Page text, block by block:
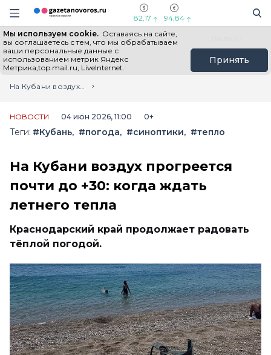
Информационный портал "ГазетаНоворос.ру"
Навигация сайта
82,17 94,84
Мы используем cookie. Оставаясь на сайте,
вы соглашаетесь с тем, что мы обрабатываем
ваши персональные данные с
использованием метрик Яндекс
Метрика,top.mail.ru, LiveInternet.
Принять
Все новости Новости России
Главная
Лента новостей
На Кубани воздух прогреется почти до +30: когда ждать летнего тепла
НОВОСТИ 04 июн 2026, 11:00 0+
Теги: #Кубань #погода #синоптики #тепло
На Кубани воздух прогреется
почти до +30: когда ждать
летнего тепла
Краснодарский край продолжает радовать
тёплой погодой.